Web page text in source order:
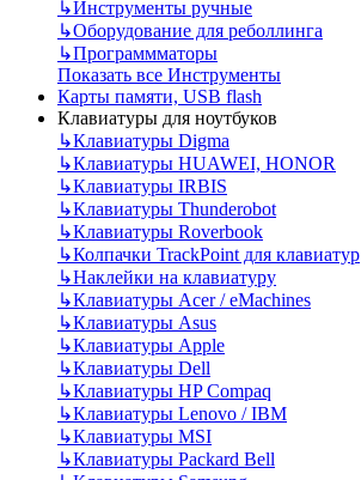
↳Инструменты ручные
↳Оборудование для реболлинга
↳Программматоры
Показать все Инструменты
Карты памяти, USB flash
Клавиатуры для ноутбуков
↳Клавиатуры Digma
↳Клавиатуры HUAWEI, HONOR
↳Клавиатуры IRBIS
↳Клавиатуры Thunderobot
↳Клавиатуры Roverbook
↳Колпачки TrackPoint для клавиатур
↳Наклейки на клавиатуру
↳Клавиатуры Acer / eMachines
↳Клавиатуры Asus
↳Клавиатуры Apple
↳Клавиатуры Dell
↳Клавиатуры HP Compaq
↳Клавиатуры Lenovo / IBM
↳Клавиатуры MSI
↳Клавиатуры Packard Bell